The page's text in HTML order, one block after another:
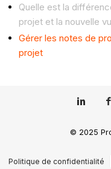
Quelle est la
projet et la nouvelle
Gérer les notes de
projet
© 2025
Politique de confidentialité